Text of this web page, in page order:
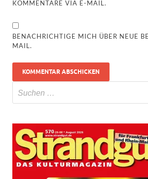
KOMMENTARE VIA E-MAIL.
BENACHRICHTIGE MICH ÜBER NEUE
MAIL.